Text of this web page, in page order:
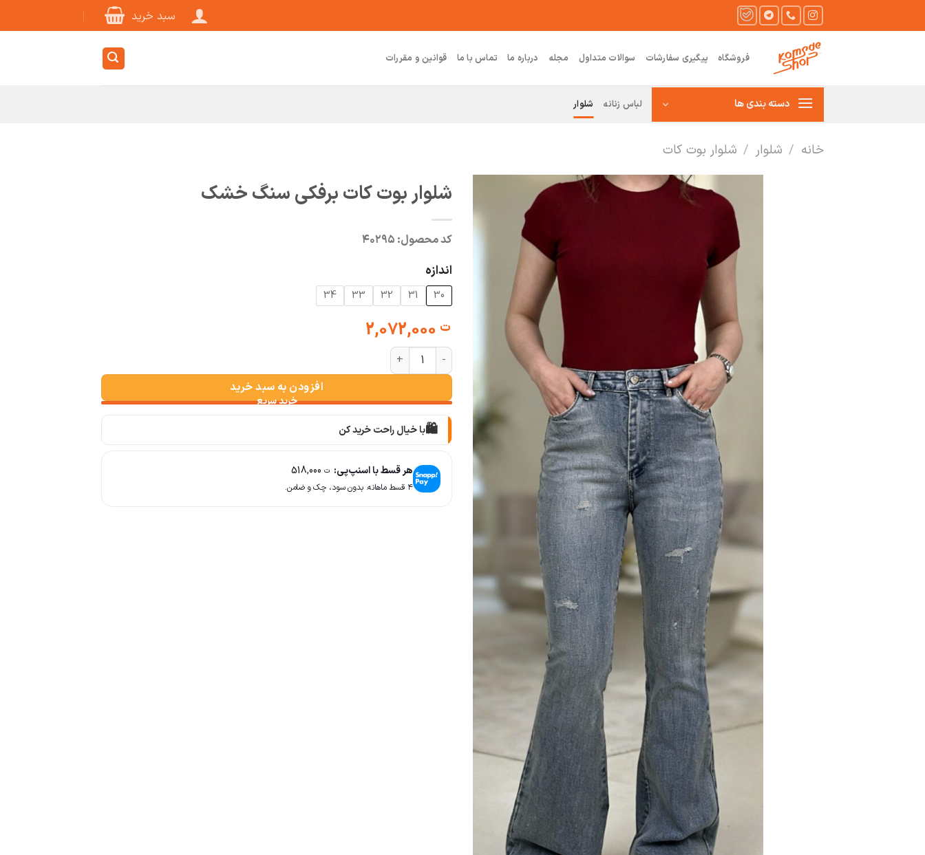
سبد خرید
فروشگاه پیگیری سفارشات سوالات متداول مجله درباره ما تماس با ما قوانین و مقررات
دسته بندی ها لباس زنانه شلوار
خانه / شلوار / شلوار بوت کات
شلوار بوت کات برفکی سنگ خشک
کد محصول: ۴۰۲۹۵
اندازه
30
31
32
33
34
ت
شلوار بوت کات برفکی سنگ خشک عدد
افزودن به سبد خرید
🛍️با خیال راحت خرید کن
📦
🚚سریع به دستت می‌رسه
هر قسط با اسنپ‌پی: ت
۴ قسط ماهانه. بدون سود، چک و ضامن.